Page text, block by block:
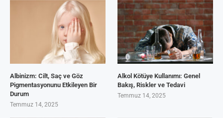
Albinizm: Cilt, Saç ve Göz
Pigmentasyonunu Etkileyen Bir
Durum
Temmuz 14, 2025
Alkol Kötüye Kullanımı: Genel
Bakış, Riskler ve Tedavi
Temmuz 14, 2025